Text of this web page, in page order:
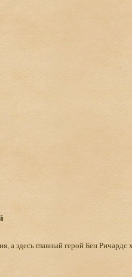
а здесь главный герой Бен Ричардс